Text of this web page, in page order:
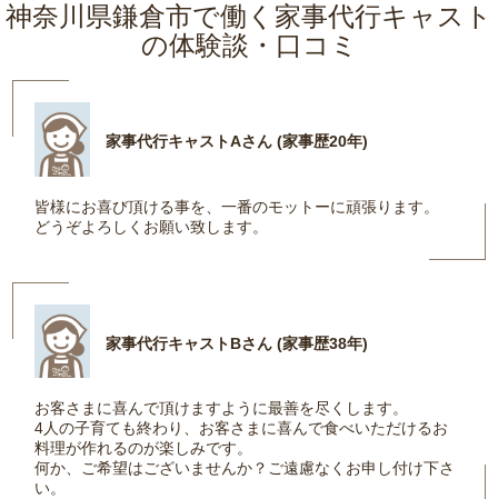
神奈川県鎌倉市で働く家事代行キャスト
の体験談・口コミ
家事代行キャストAさん (家事歴20年)
皆様にお喜び頂ける事を、一番のモットーに頑張ります。
どうぞよろしくお願い致します。
家事代行キャストBさん (家事歴38年)
お客さまに喜んで頂けますように最善を尽くします。
4人の子育ても終わり、お客さまに喜んで食べいただけるお
料理が作れるのが楽しみです。
何か、ご希望はございませんか？ご遠慮なくお申し付け下さ
い。